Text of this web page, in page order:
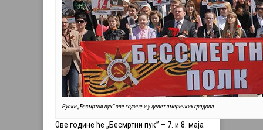
Руски „Бесмртни пук” ове године и у девет америчких градова
Ове године ће „Бесмртни пук” – 7. и 8. маја